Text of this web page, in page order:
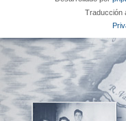
Traducción